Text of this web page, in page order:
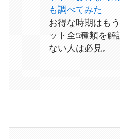
も調べてみた
お得な時期はも
ット全5種類を解
ない人は必見。